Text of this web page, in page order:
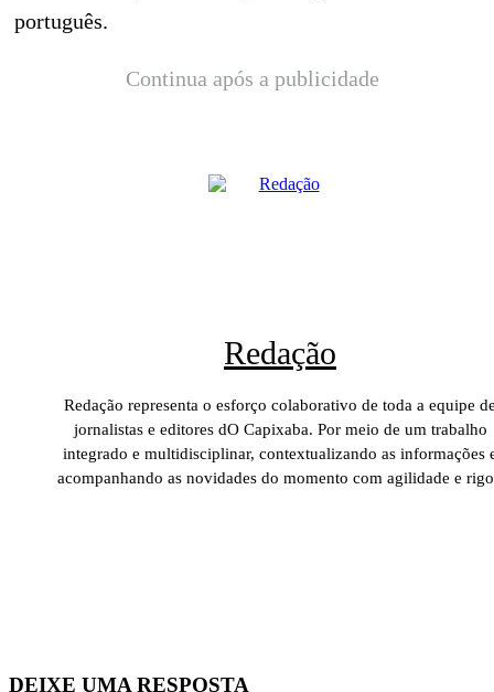
português.
Continua após a publicidade
Redação
Redação representa o esforço colaborativo de toda a equipe
jornalistas e editores dO Capixaba. Por meio de um trabalho
integrado e multidisciplinar, contextualizando as informações
acompanhando as novidades do momento com agilidade e
DEIXE UMA RESPOSTA